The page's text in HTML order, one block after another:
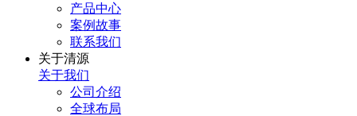
产品中心
案例故事
联系我们
关于清源
关于我们
公司介绍
全球布局